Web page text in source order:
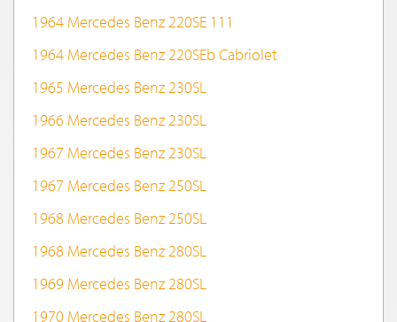
1964 Mercedes Benz 220SE 111
1964 Mercedes Benz 220SEb Cabriolet
1965 Mercedes Benz 230SL
1966 Mercedes Benz 230SL
1967 Mercedes Benz 230SL
1967 Mercedes Benz 250SL
1968 Mercedes Benz 250SL
1968 Mercedes Benz 280SL
1969 Mercedes Benz 280SL
1970 Mercedes Benz 280SL